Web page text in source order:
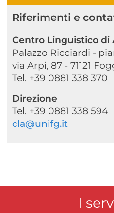
Riferimenti e
Centro Linguistico di
Palazzo Ricciardi -
via Arpi, 87 - 71121
Tel. +39 0881 338 370
Direzione
Tel. +39 0881 338 594
cla@unifg.it
I